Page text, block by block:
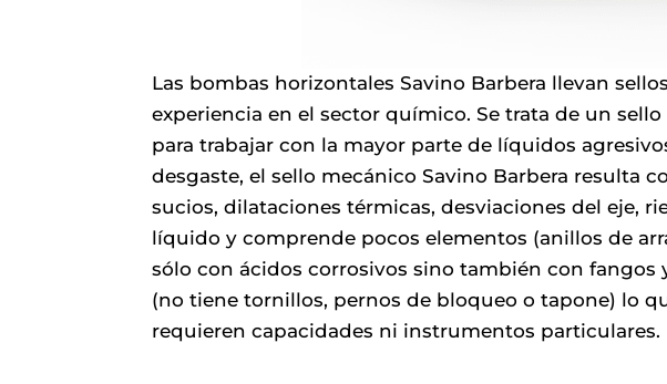
Las bombas horizontales Savino Barbera llevan
experiencia en el sector químico. Se trata de un
para trabajar con la mayor parte de líquidos
desgaste, el sello mecánico Savino Barbera resulta
sucios, dilataciones térmicas, desviaciones del eje,
líquido y comprende pocos elementos (anillos de
sólo con ácidos corrosivos sino también con
(no tiene tornillos, pernos de bloqueo o tapone) lo
requieren capacidades ni instrumentos particulares.